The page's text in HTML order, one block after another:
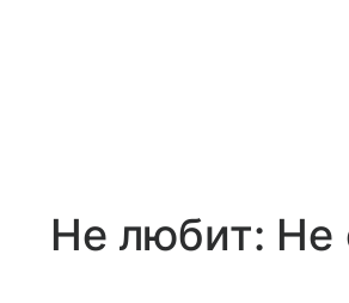
Не любит: Не